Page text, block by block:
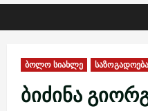
ბოლო სიახლე საზოგადოება
ბიძინა